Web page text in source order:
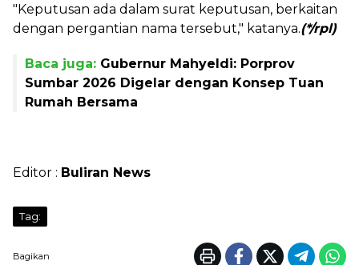
"Keputusan ada dalam surat keputusan, berkaitan
dengan pergantian nama tersebut," katanya.(*/rpl)
Baca juga: Gubernur Mahyeldi: Porprov
Sumbar 2026 Digelar dengan Konsep Tuan
Rumah Bersama
Editor : Buliran News
Tag:
Bagikan